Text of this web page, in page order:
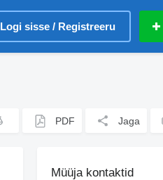
Logi sisse / Registreeru
PDF Jaga
Müüja kontaktid